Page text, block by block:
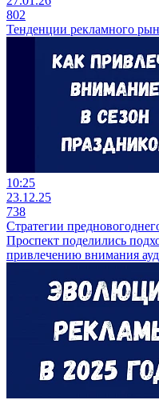
802
Тенденции рекламного
10:25
23.12.25
738
Стратегии
Проспект поделились
привлечению внимания